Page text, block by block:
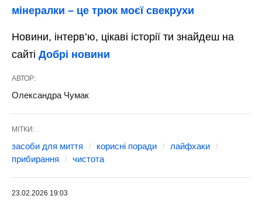
мінералки – це трюк моєї свекрухи
Новини, інтерв’ю, цікаві історії ти знайдеш на
сайті Добрі новини
АВТОР:
Олександра Чумак
МІТКИ:
засоби для миття корисні поради
лайфхаки
прибирання
чистота
23.02.2026 19:03